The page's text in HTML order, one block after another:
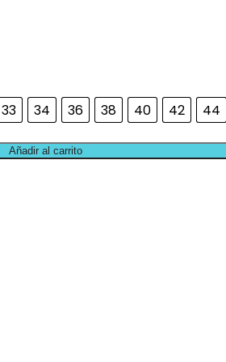
33 34 36 38 40 42 44
Añadir al carrito